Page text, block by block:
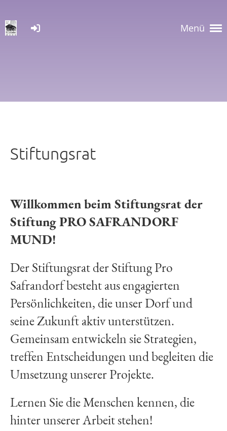
Menü
Stiftungsrat
Willkommen beim Stiftungsrat der
Stiftung PRO SAFRANDORF
MUND!
Der Stiftungsrat der Stiftung Pro
Safrandorf besteht aus engagierten
Persönlichkeiten, die unser Dorf und
seine Zukunft aktiv unterstützen.
Gemeinsam entwickeln sie Strategien,
treffen Entscheidungen und begleiten die
Umsetzung unserer Projekte.
Lernen Sie die Menschen kennen, die
hinter unserer Arbeit stehen!